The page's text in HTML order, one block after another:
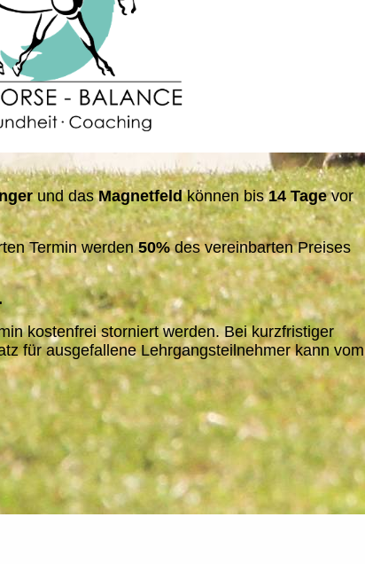
und dasMagnetfeldkönnen bis14 Tagevor
Termin werden50%des vereinbarten Preises
kostenfrei storniert werden. Bei kurzfristiger
für ausgefallene Lehrgangsteilnehmer kann vom